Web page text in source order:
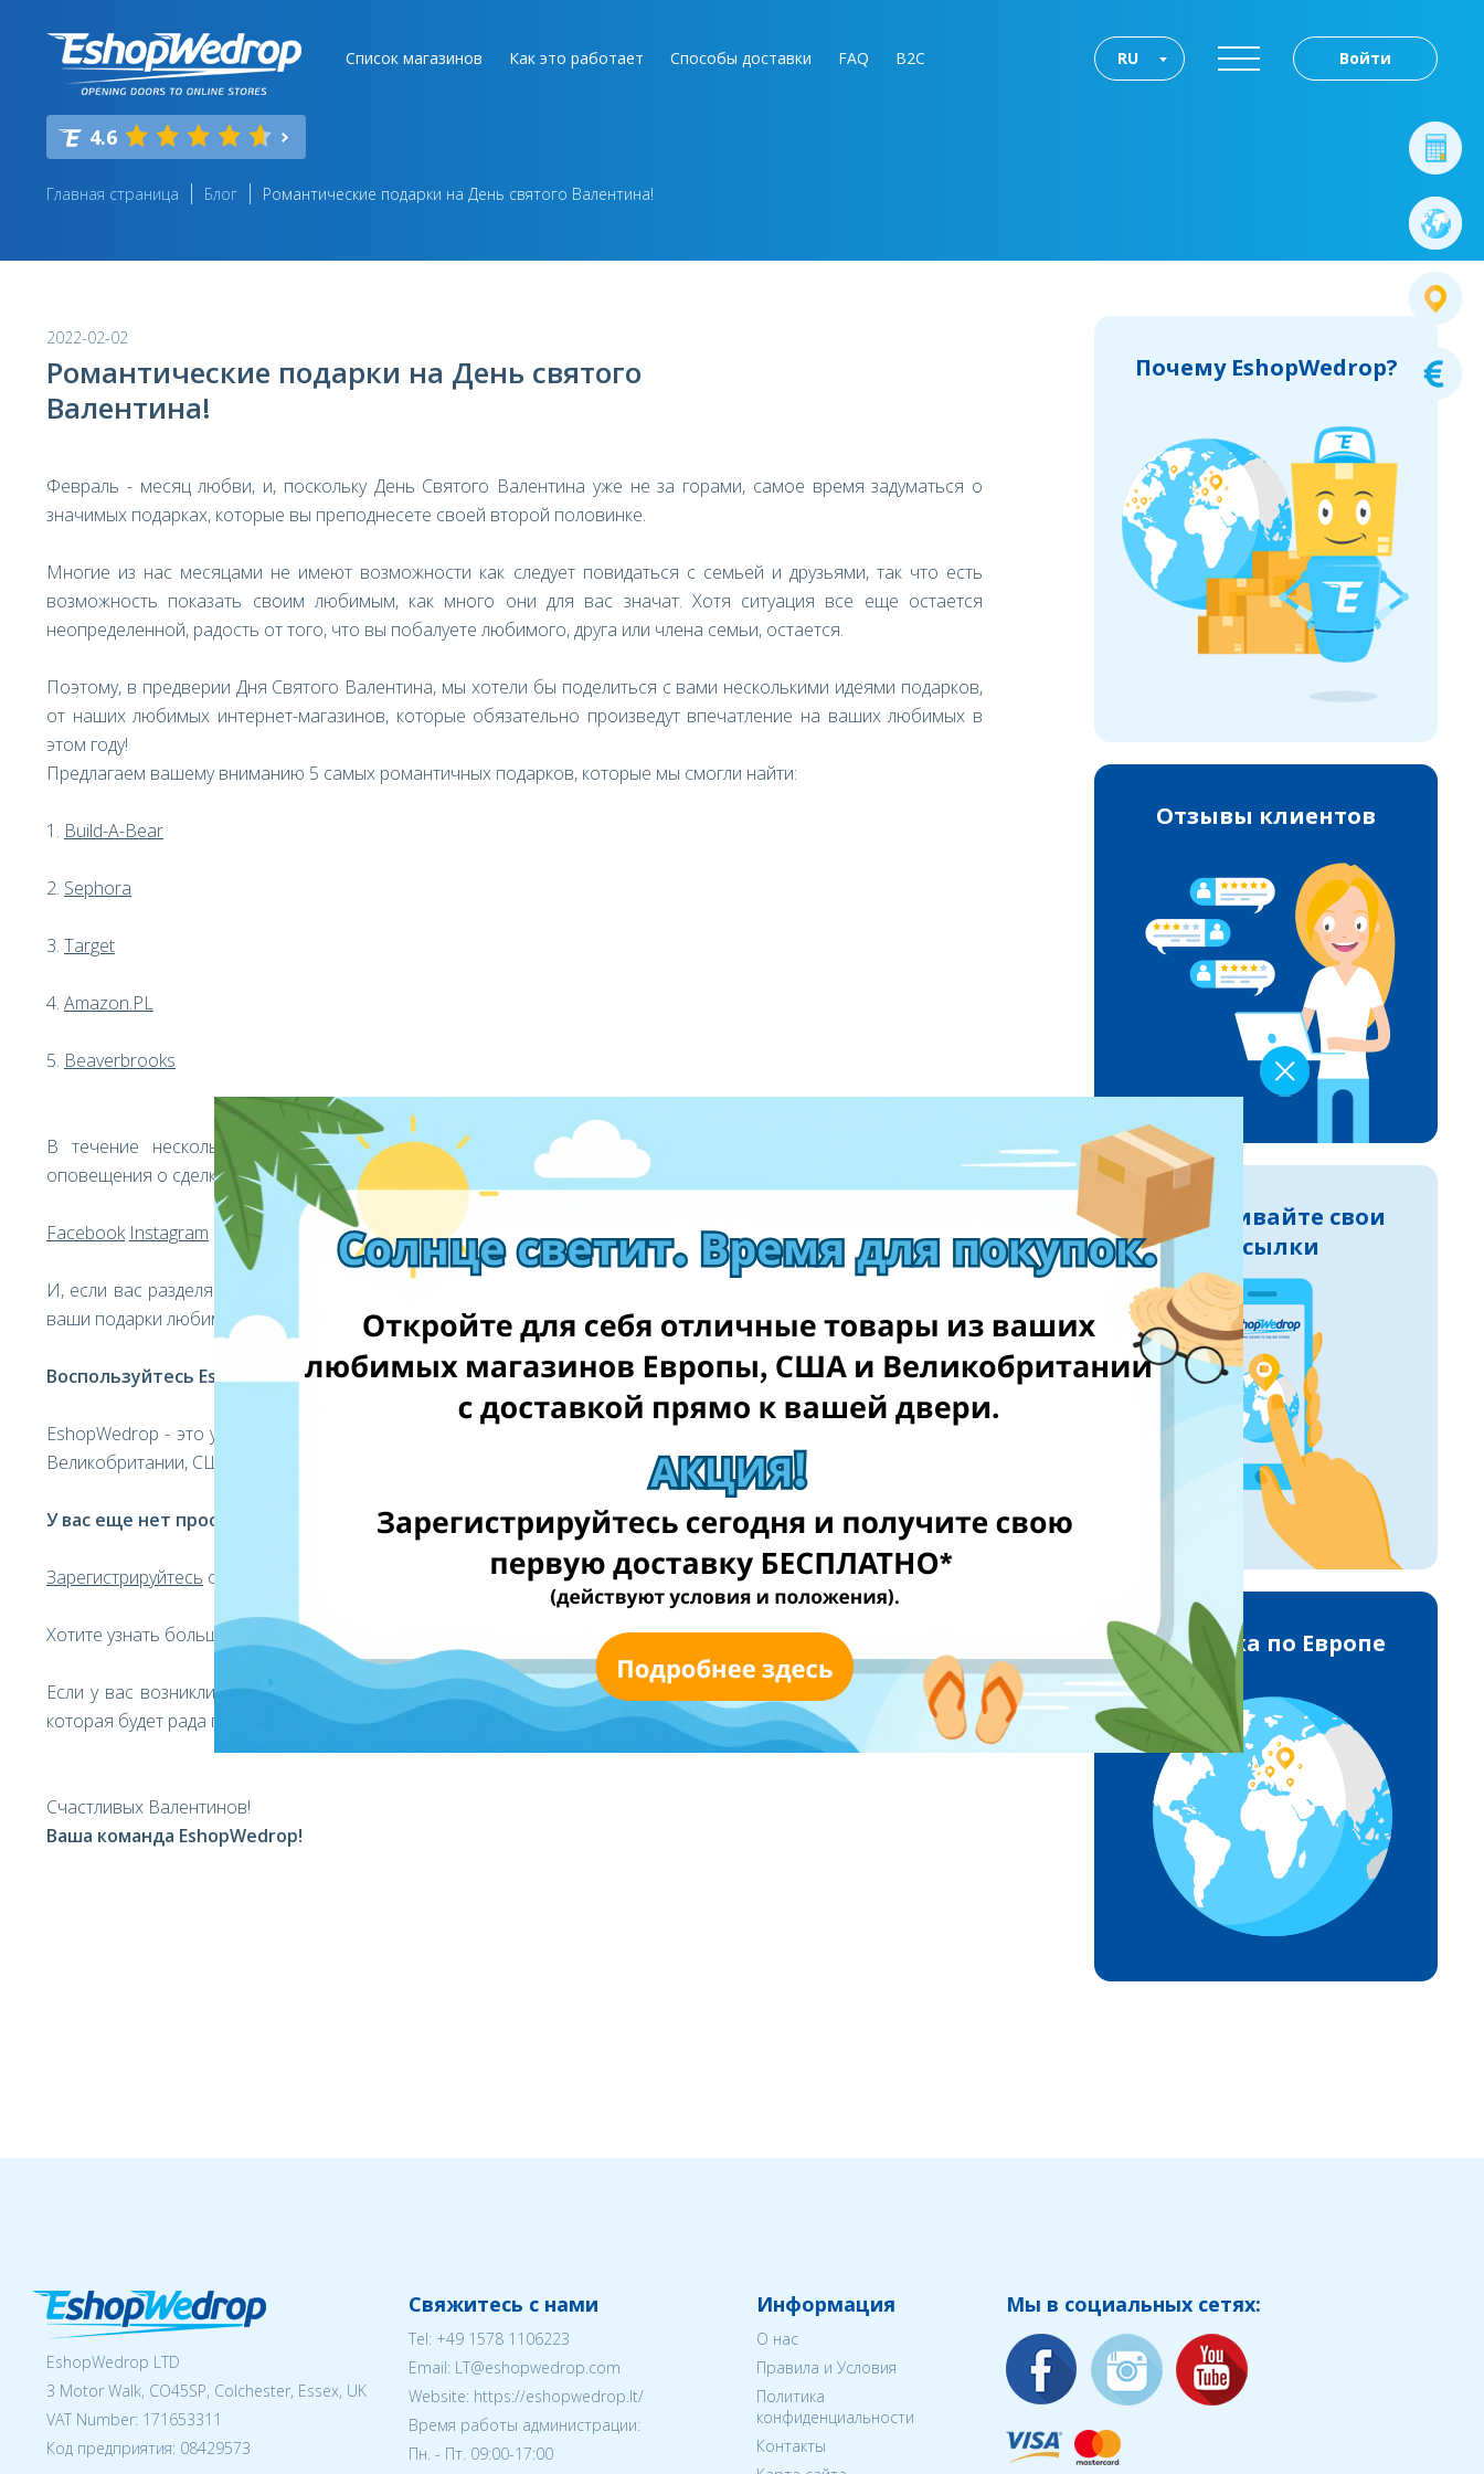
Список магазинов Как это работает Способы доставки FAQ B2C Войти
RU
4.6
Главная страница Блог Романтические подарки на День святого Валентина!
2022-02-02
Романтические подарки на День святого
Валентина!
Февраль - месяц любви, и, поскольку День Святого Валентина уже не за горами, самое время задуматься о
значимых подарках, которые вы преподнесете своей второй половинке.
Многие из нас месяцами не имеют возможности как следует повидаться с семьей и друзьями, так что есть
возможность показать своим любимым, как много они для вас значат. Хотя ситуация все еще остается
неопределенной, радость от того, что вы побалуете любимого, друга или члена семьи, остается.
Поэтому, в предверии Дня Святого Валентина, мы хотели бы поделиться с вами несколькими идеями подарков,
от наших любимых интернет-магазинов, которые обязательно произведут впечатление на ваших любимых в
этом году!
Предлагаем вашему вниманию 5 самых романтичных подарков, которые мы смогли найти:
1. Build-A-Bear
2. Sephora
3. Target
4. Amazon.PL
5. Beaverbrooks
В течение нескольких недель до Дня святого Валентина мы также будем публиковать еженедельные
оповещения о сделках, поэтому обязательно следите за нами в социальных сетях!
Facebook Instagram
И, если вас разделяют границы или даже океаны, ко Дню Святого Валентина EshopWedrop поможет доставить
ваши подарки любимым людям, по всему миру!
Воспользуйтесь EshopWedrop уже сегодня!
EshopWedrop - это умная служба доставки, которая поможет вам доставить ваши онлайн-заказы из магазинов
Великобритании, США и Европы в Литву с минимальными затратами!
У вас еще нет профиля EshopWedrop?
Зарегистрируйтесь сегодня, чтобы с легкостью получать международные посылки!
Хотите узнать больше о EshopWedrop, нажмите
Если у вас возникли вопросы о нашем сервисе, пожалуйста, свяжитесь с нашей службой поддержки клиентов,
которая будет рада предложить вам свою помощь.
Счастливых Валентинов!
Ваша команда EshopWedrop!
Почему EshopWedrop?
Отзывы клиентов
Отслеживайте свои
посылки
Доставка по Европе
EshopWedrop LTD
3 Motor Walk, CO45SP, Colchester, Essex, UK
VAT Number: 171653311
Код предприятия: 08429573
Свяжитесь с нами
Tel: +49 1578 1106223
Email: LT@eshopwedrop.com
Website: https://eshopwedrop.lt/
Время работы администрации:
Пн. - Пт. 09:00-17:00
Информация
О нас
Правила и Условия
Политика
конфиденциальности
Контакты
Мы в социальных сетях: